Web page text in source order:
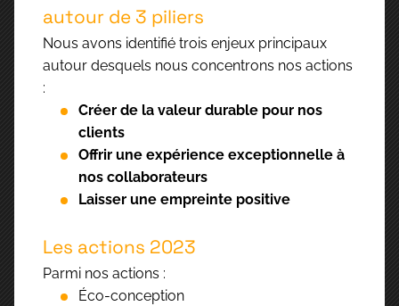
autour de 3 piliers
Nous avons identifié trois enjeux principaux
autour desquels nous concentrons nos actions
:
Créer de la valeur durable pour nos
clients
Offrir une expérience exceptionnelle à
nos collaborateurs
Laisser une empreinte positive
Les actions 2023
Parmi nos actions :
Éco-conception